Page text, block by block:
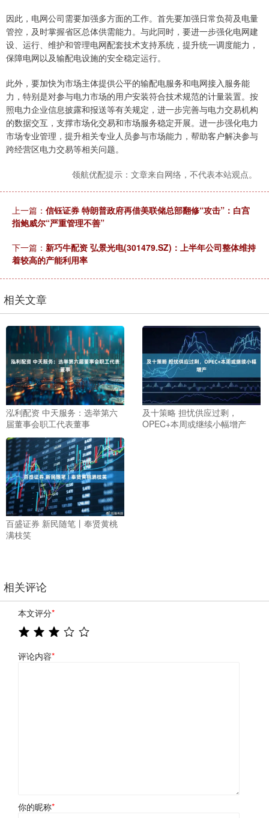
因此，电网公司需要加强多方面的工作。首先要加强日常负荷及电量
管控，及时掌握省区总体供需能力。与此同时，要进一步强化电网建
设、运行、维护和管理电网配套技术支持系统，提升统一调度能力，
保障电网以及输配电设施的安全稳定运行。
此外，要加快为市场主体提供公平的输配电服务和电网接入服务能
力，特别是对参与电力市场的用户安装符合技术规范的计量装置。按
照电力企业信息披露和报送等有关规定，进一步完善与电力交易机构
的数据交互，支撑市场化交易和市场服务稳定开展。进一步强化电力
市场专业管理，提升相关专业人员参与市场能力，帮助客户解决参与
跨经营区电力交易等相关问题。
领航优配提示：文章来自网络，不代表本站观点。
上一篇： 信钰证券 特朗普政府再借美联储总部翻修“攻击”：白宫
指鲍威尔“严重管理不善”
下一篇： 新巧牛配资 弘景光电(301479.SZ)：上半年公司整体维持
着较高的产能利用率
相关文章
泓利配资 中天服务：选举第六
届董事会职工代表董事
及十策略 担忧供应过剩，
OPEC+本周或继续小幅增产
百盛证券 新民随笔丨奉贤黄桃
满枝笑
相关评论
本文评分*
评论内容*
你的昵称*